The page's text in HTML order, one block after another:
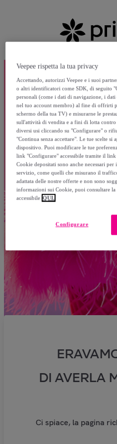
DI AVERLA
Ci spiace, la pagina
Veepee rispetta la tua privacy
Accettando, autorizzi Veepee e i suoi
o altri identificatori come SDK, di seguito
personali (come i dati di navigazione, i
nel tuo account membro) al fine di offrirti
schermo della tua TV) e misurarne le
sull'attività di vendita e a fini di lotta
diversi usi cliccando su "Configurare" o
"Continua senza accettare". Le tue scelte si
dispositivo. Puoi modificare le tue
link "Configurare" accessibile tramite il
Cookie depositati sono anche necessari
servizio, come quelli che misurano il
adattata delle nostre offerte e non sono
informazioni sui Cookie, puoi consultare la
accessibile QUI.
Configurare